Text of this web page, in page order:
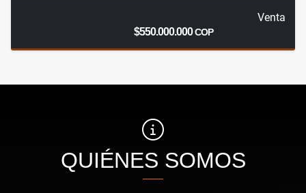
Venta
$550.000.000COP
QUIÉNES SOMOS